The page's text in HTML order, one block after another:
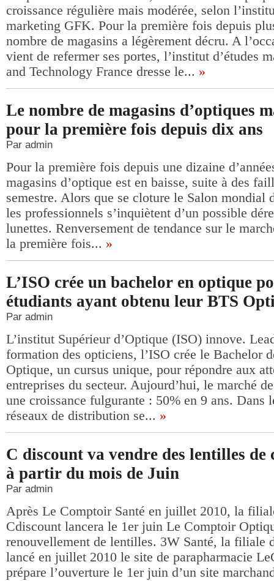
croissance régulière mais modérée, selon
marketing GFK. Pour la première fois depuis
nombre de magasins a légèrement décru. A
vient de refermer ses portes, l’institut d’études
and Technology France dresse le... »
Le nombre de magasins d’optiques
pour la première fois depuis dix ans
Par admin
Pour la première fois depuis une dizaine
magasins d’optique est en baisse, suite à des
semestre. Alors que se cloture le Salon mondial
les professionnels s’inquiètent d’un possible
lunettes. Renversement de tendance sur le
la première fois... »
L’ISO crée un bachelor en optique
étudiants ayant obtenu leur BTS
Par admin
L’institut Supérieur d’Optique (ISO) innove.
formation des opticiens, l’ISO crée le Bachelor
Optique, un cursus unique, pour répondre aux
entreprises du secteur. Aujourd’hui, le marché
une croissance fulgurante : 50% en 9 ans. Dans
réseaux de distribution se... »
C discount va vendre des lentilles de
à partir du mois de Juin
Par admin
Après Le Comptoir Santé en juillet 2010, la
Cdiscount lancera le 1er juin Le Comptoir
renouvellement de lentilles. 3W Santé, la filiale
lancé en juillet 2010 le site de parapharmacie
prépare l’ouverture le 1er juin d’un site